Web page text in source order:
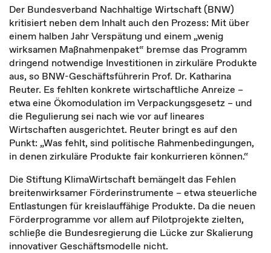
Der Bundesverband Nachhaltige Wirtschaft (BNW)
kritisiert neben dem Inhalt auch den Prozess: Mit über
einem halben Jahr Verspätung und einem „wenig
wirksamen Maßnahmenpaket“ bremse das Programm
dringend notwendige Investitionen in zirkuläre Produkte
aus, so BNW-Geschäftsführerin Prof. Dr. Katharina
Reuter. Es fehlten konkrete wirtschaftliche Anreize –
etwa eine Ökomodulation im Verpackungsgesetz – und
die Regulierung sei nach wie vor auf lineares
Wirtschaften ausgerichtet. Reuter bringt es auf den
Punkt: „Was fehlt, sind politische Rahmenbedingungen,
in denen zirkuläre Produkte fair konkurrieren können.“
Die Stiftung KlimaWirtschaft bemängelt das Fehlen
breitenwirksamer Förderinstrumente – etwa steuerliche
Entlastungen für kreislauffähige Produkte. Da die neuen
Förderprogramme vor allem auf Pilotprojekte zielten,
schließe die Bundesregierung die Lücke zur Skalierung
innovativer Geschäftsmodelle nicht.